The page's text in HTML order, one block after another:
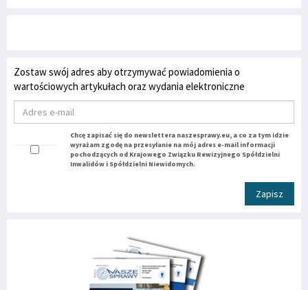
Zostaw swój adres aby otrzymywać powiadomienia o
wartościowych artykułach oraz wydania elektroniczne
Chcę zapisać się do newslettera naszesprawy.eu, a co za tym idzie
wyrażam zgodę na przesyłanie na mój adres e-mail informacji
pochodzących od Krajowego Związku Rewizyjnego Spółdzielni
Inwalidów i Spółdzielni Niewidomych.
Zapisz